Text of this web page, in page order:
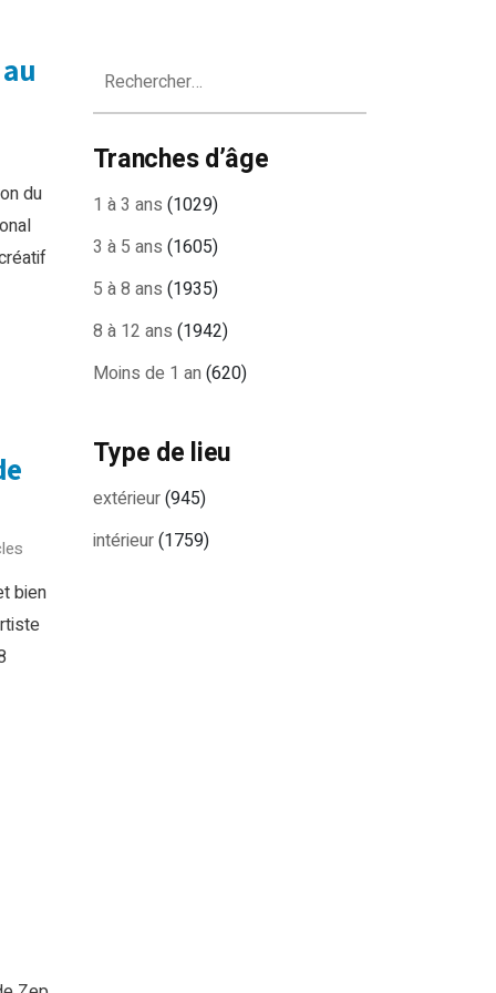
du
bien
Tranches d’âge
1 à 3 ans (1029)
3 à 5 ans (1605)
5 à 8 ans (1935)
8 à 12 ans (1942)
Moins de 1 an (620)
Type de lieu
extérieur(945)
intérieur(1759)